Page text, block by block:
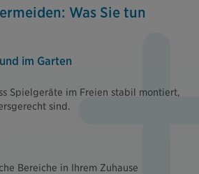
Was Sie tun
im Garten
Spielgeräte im Freien stabil montiert,
sind.
Bereiche in Ihrem Zuhause